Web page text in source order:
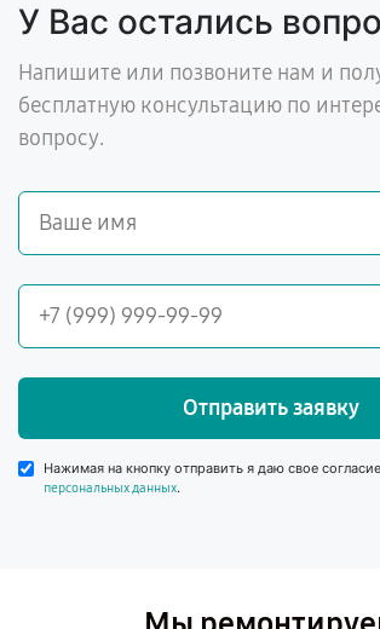
У Вас остались
Напишите или позвоните нам и
бесплатную консультацию по
вопросу.
Отправить заявку
Нажимая на кнопку отправить я даю свое
персональных данных.